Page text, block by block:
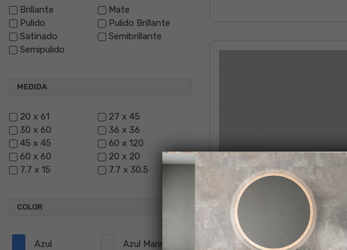
Brillante
Mate
Pulido
Pulido Brillante
Satinado
Semibrillante
Semipulido
MEDIDA
20 x 61
27 x 45
30 x 60
36 x 36
45 x 45
60 x 120
60 x 60
20 x 20
7.7 x 15
7.7 x 30.5
COLOR
Azul Azul Marino OXFORD PLATA